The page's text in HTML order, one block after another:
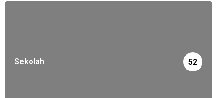
Sekolah 52